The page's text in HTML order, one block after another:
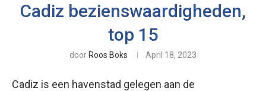
Cadiz bezienswaardigheden,
top 15
door Roos Boks April 18, 2023
Cadiz is een havenstad gelegen aan de